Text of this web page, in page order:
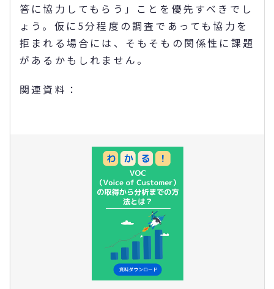
答に協力してもらう」ことを優先すべきでし
ょう。仮に5分程度の調査であっても協力を
拒まれる場合には、そもそもの関係性に課題
があるかもしれません。
関連資料：